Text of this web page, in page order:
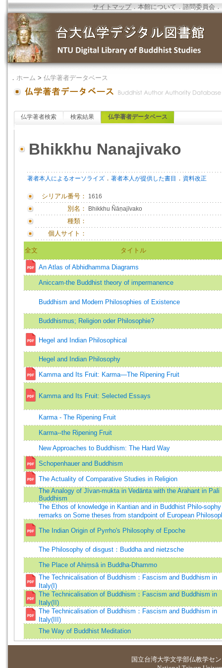
サイトマップ．本館について ．諮問委員会 ．
． ホーム > 仏学著者データベース
仏学著者検索 検索結果 仏学著者データベース
Bhikkhu Nanajivako
著者本人によるオーソライズ ． 著者本人が提供した書目 ． 資料改正
シリアル番号： 1616
別名： Bhikkhu Ñāṇajīvako
種類：
個人サイト：
全文 タイトル
An Atlas of Abhidhamma Diagrams
Aniccam-the Buddhist theory of impermanence
Buddhism and Modern Philosophies of Existence
Buddhismus; Religion oder Philosophie?
Hegel and Indian Philosophical
Hegel and Indian Philosophy
Kamma and Its Fruit: Karma—The Ripening Fruit
Kamma and Its Fruit: Selected Essays
Karma - The Ripening Fruit
Karma--the Ripening Fruit
New Approaches to Buddhism: The Hard Way
Schopenhauer and Buddhism
The Actuality of Comparative Studies in Religion
The Analogy of Jīvan-mukta in Vedānta with the Arahant in Pali
Buddhism
The Ethos of knowledge in Kantian and in Buddhist Philo-
remarks on Some theses from standpoint of European
The Indian Origin of Pyrrho's Philosophy of Epoche
The Philosophy of disgust：Buddha and nietzsche
The Place of Ahiṃsā in Buddha-Dhammo
The Technicalisation of Buddhism：Fascism and Buddhism in
Italy(I)
The Technicalisation of Buddhism：Fascism and Buddhism in
Italy(II)
The Technicalisation of Buddhism：Fascism and Buddhism in
Italy(III)
The Way of Buddhist Meditation
国立台湾大学文学部仏教学セ